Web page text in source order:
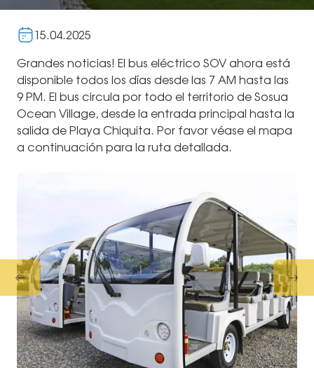
15.04.2025
Grandes noticias! El bus eléctrico SOV ahora está
disponible todos los días desde las 7 AM hasta las
9 PM. El bus circula por todo el territorio de Sosua
Ocean Village, desde la entrada principal hasta la
salida de Playa Chiquita. Por favor véase el mapa
a continuación para la ruta detallada.